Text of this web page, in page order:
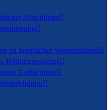
Abschlüsse

zu beruflicher Weiterbildung
Bildungscoaches
Geflüchteter
